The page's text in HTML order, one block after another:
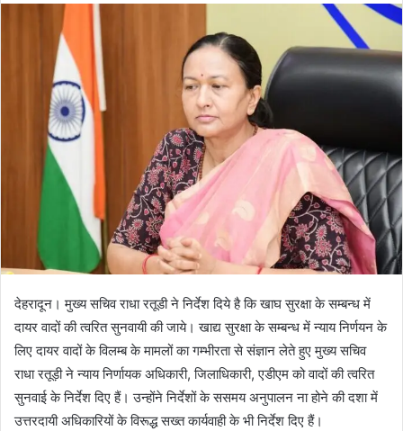
i
l
देहरादून। मुख्य सचिव राधा रतूडी ने निर्देश दिये है कि खाघ सुरक्षा के सम्बन्ध में
दायर वादों की त्वरित सुनवायी की जाये। खाद्य सुरक्षा के सम्बन्ध में न्याय निर्णयन के
लिए दायर वादों के विलम्ब के मामलों का गम्भीरता से संज्ञान लेते हुए मुख्य सचिव
राधा रतूड़ी ने न्याय निर्णायक अधिकारी, जिलाधिकारी, एडीएम को वादों की त्वरित
सुनवाई के निर्देश दिए हैं। उन्होंने निर्देशों के ससमय अनुपालन ना होने की दशा में
उत्तरदायी अधिकारियों के विरूद्ध सख्त कार्यवाही के भी निर्देश दिए हैं।